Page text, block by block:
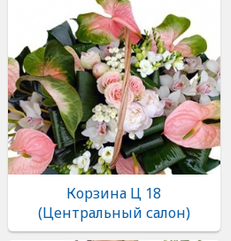
Корзина Ц 18
(Центральный салон)